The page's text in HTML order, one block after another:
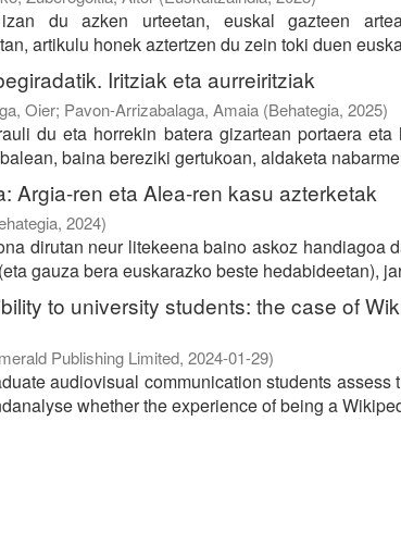
du azken urteetan, euskal gazteen
artikulu honek aztertzen du zein toki duen
Iritziak eta aurreiritziak
Oier; Pavon-Arrizabalaga, Amaia (Behategia, 2025)
du eta horrekin batera gizartean portaera eta
baina bereziki gertukoan, aldaketa
Argia-ren eta Alea-ren kasu azterketak
, 2024)
dirutan neur litekeena baino askoz handiagoa
gauza bera euskarazko beste hedabideetan),
to university students: the case of
Publishing Limited, 2024-01-29)
audiovisual communication students assess
whether the experience of being a